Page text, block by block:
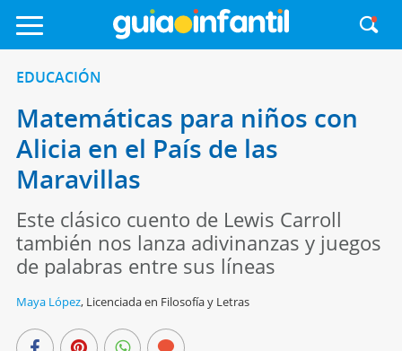
EDUCACIÓN
Matemáticas para niños con
Alicia en el País de las
Maravillas
Este clásico cuento de Lewis Carroll
también nos lanza adivinanzas y juegos
de palabras entre sus líneas
Maya López, Licenciada en Filosofía y Letras